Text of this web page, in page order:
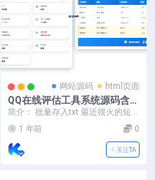
网站源码 html页面
QQ在线评估工具系统源码含接
口
简介： 批量存入txt 最近很火的短剧
推广配套程序，短剧搜索 以下是完
整的文件架...
1 年前 0
关注TA